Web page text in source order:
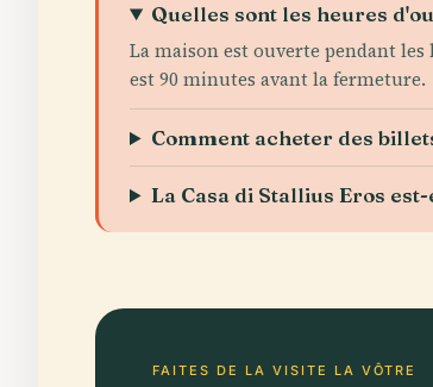
Quelles sont les heures
La maison est ouverte pendant
est 90 minutes avant la fermeture.
Comment acheter des
La Casa di Stallius Eros
FAITES DE LA VISITE LA VÔTRE